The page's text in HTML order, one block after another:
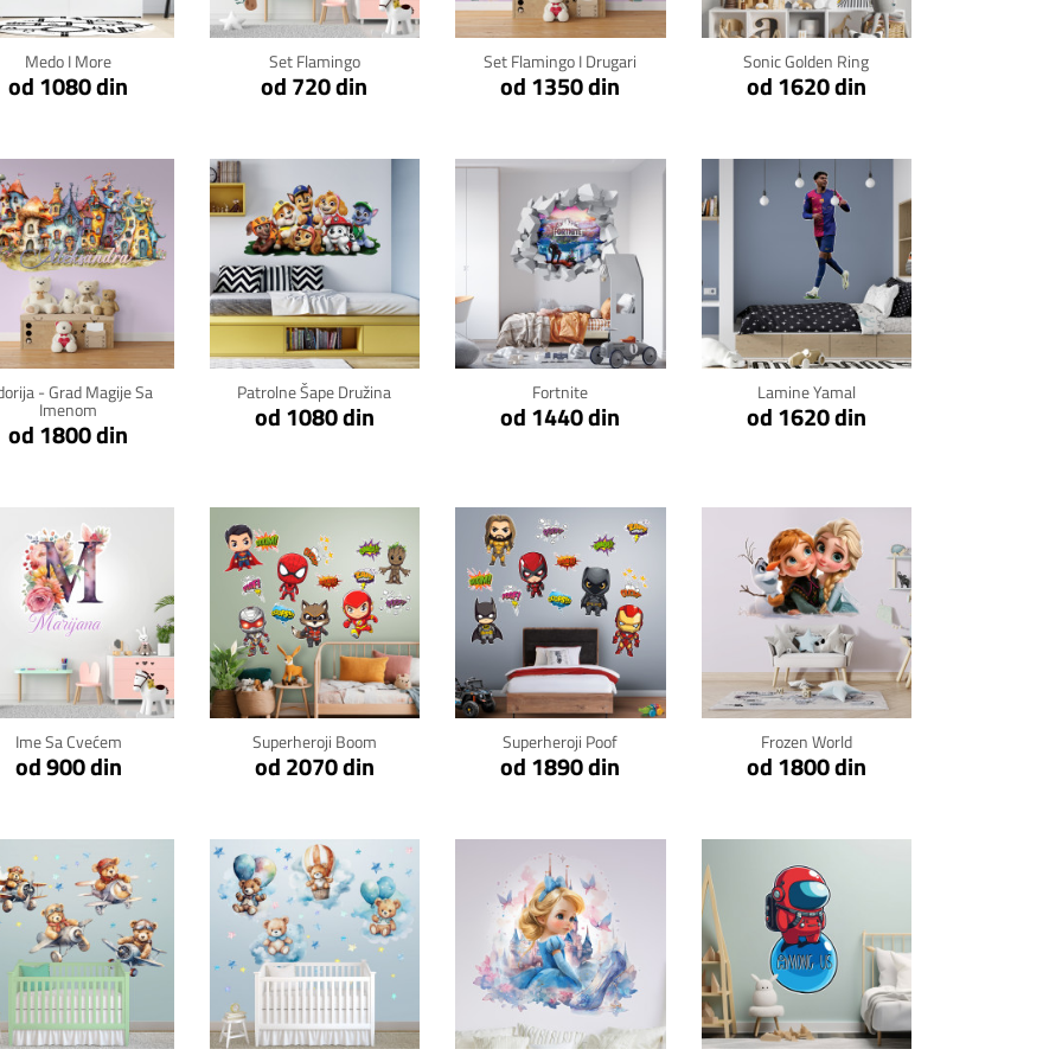
Medo I More
od 1080 din
Set Flamingo
od 720 din
Set Flamingo I Drugari
od 1350 din
Sonic Golden Ring
od 1620 din
- Grad Magije Sa
Imenom
od 1800 din
Klikni za detalje
Patrolne Šape Družina
od 1080 din
Klikni za detalje
Fortnite
od 1440 din
Klikni za detalje
Lamine Yamal
od 1620 din
Klikni za detalje
Ime Sa Cvećem
od 900 din
Klikni za detalje
Superheroji Boom
od 2070 din
Klikni za detalje
Superheroji Poof
od 1890 din
Klikni za detalje
Frozen World
od 1800 din
Klikni za detalje
Klikni za detalje Klikni za detalje Klikni za detalje Klikni za detalje